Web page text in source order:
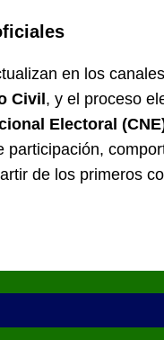
en los
Civil , y el proceso
Electoral
participación,
de los primeros